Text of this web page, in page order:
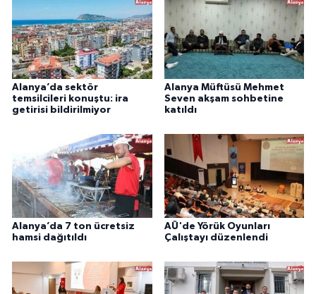
Alanya’da sektör
temsilcileri konuştu: ira
getirisi bildirilmiyor
Alanya Müftüsü Mehmet
Seven akşam sohbetine
katıldı
Alanya’da 7 ton ücretsiz
hamsi dağıtıldı
AÜ'de Yörük Oyunları
Çalıştayı düzenlendi